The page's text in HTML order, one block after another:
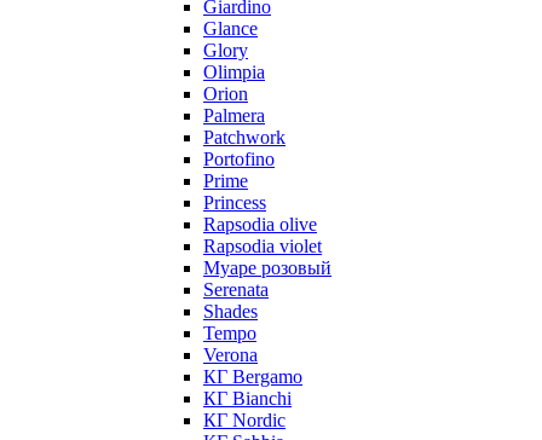
Giardino
Glance
Glory
Olimpia
Orion
Palmera
Patchwork
Portofino
Prime
Princess
Rapsodia olive
Rapsodia violet
Муаре розовый
Serenata
Shades
Tempo
Verona
КГ Bergamo
КГ Bianchi
КГ Nordic